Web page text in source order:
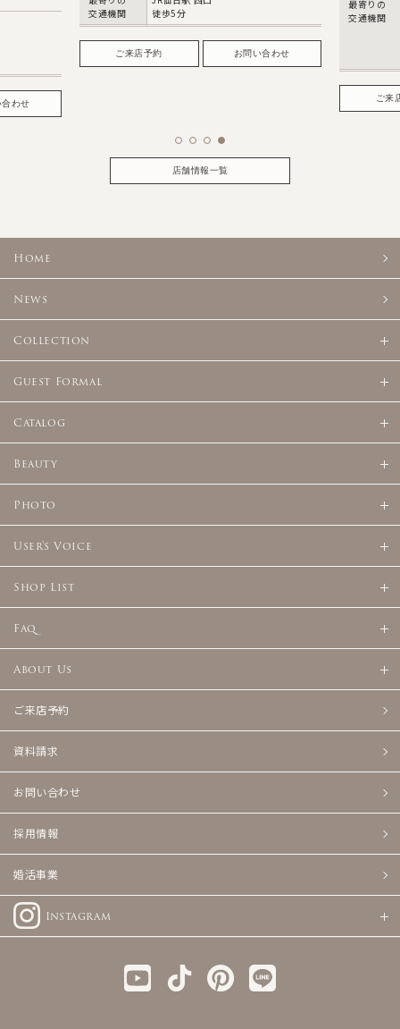
わせ
交通機関
徒歩5分
ご来店予約 お問い合わせ
最寄りの
交通機関
ご来
店舗情報一覧
Home
News
Collection
Guest Formal
Catalog
Beauty
Photo
User's Voice
Shop List
Faq
About Us
ご来店予約
資料請求
お問い合わせ
採用情報
婚活事業
Instagram